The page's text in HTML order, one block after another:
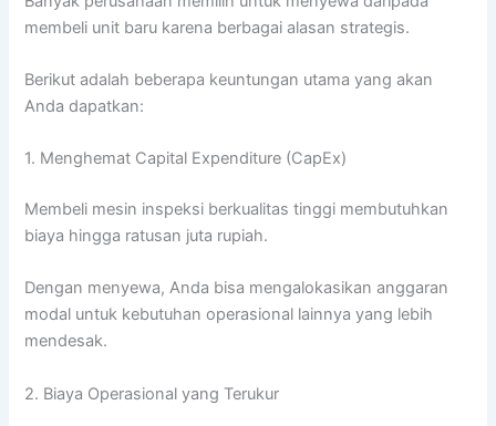
membeli unit baru karena berbagai alasan strategis.
Berikut adalah beberapa keuntungan utama yang akan
Anda dapatkan:
1. Menghemat Capital Expenditure (CapEx)
Membeli mesin inspeksi berkualitas tinggi membutuhkan
biaya hingga ratusan juta rupiah.
Dengan menyewa, Anda bisa mengalokasikan anggaran
modal untuk kebutuhan operasional lainnya yang lebih
mendesak.
2. Biaya Operasional yang Terukur